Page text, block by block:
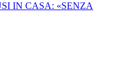
IN CASA: «SENZA